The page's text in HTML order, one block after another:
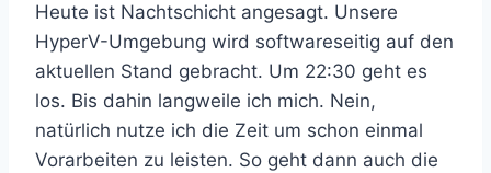
Heute ist Nachtschicht angesagt. Unsere
HyperV-Umgebung wird softwareseitig auf den
aktuellen Stand gebracht. Um 22:30 geht es
los. Bis dahin langweile ich mich. Nein,
natürlich nutze ich die Zeit um schon einmal
Vorarbeiten zu leisten. So geht dann auch die